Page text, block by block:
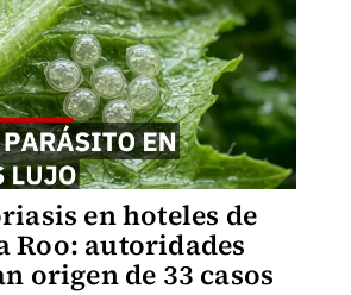
en hoteles de
Roo: autoridades
origen de 33 casos